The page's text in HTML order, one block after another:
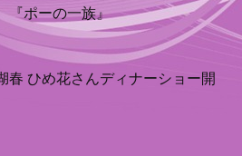
ポーの一族』
春 ひめ花さんディナーショー開